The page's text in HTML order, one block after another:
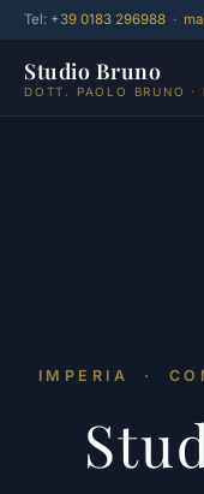
Tel: +39 0183 296988 ·
Studio Bruno
DOTT. PAOLO BRUNO ·
IMPERIA ·